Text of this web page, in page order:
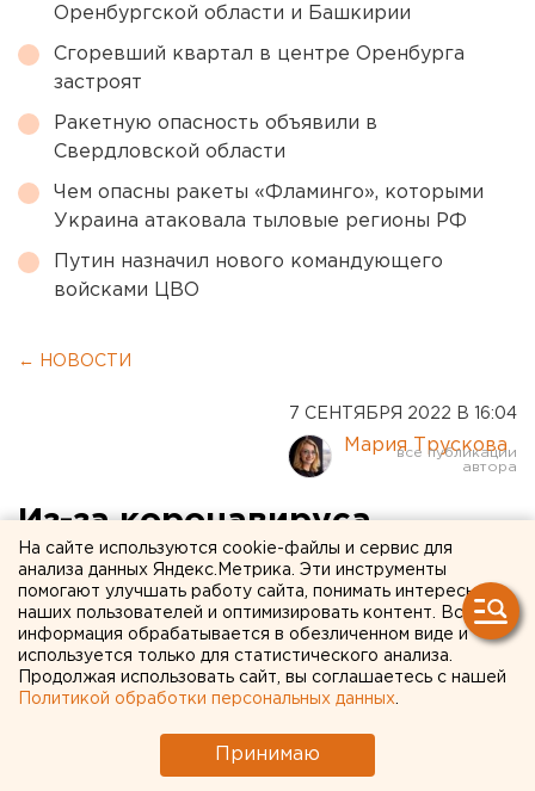
Оренбургской области и Башкирии
Сгоревший квартал в центре Оренбурга
застроят
Ракетную опасность объявили в
Свердловской области
Чем опасны ракеты «Фламинго», которыми
Украина атаковала тыловые регионы РФ
Путин назначил нового командующего
войсками ЦВО
← НОВОСТИ
7 СЕНТЯБРЯ 2022 В 16:04
Мария Трускова
Из-за коронавируса
Курганская детская
поликлиника изменила
режим работы
На сайте используются cookie-файлы и сервис для
анализа данных Яндекс.Метрика. Эти инструменты
помогают улучшать работу сайта, понимать интересы
наших пользователей и оптимизировать контент. Вся
информация обрабатывается в обезличенном виде и
используется только для статистического анализа.
Продолжая использовать сайт, вы соглашаетесь с нашей
Политикой обработки персональных данных
Принимаю